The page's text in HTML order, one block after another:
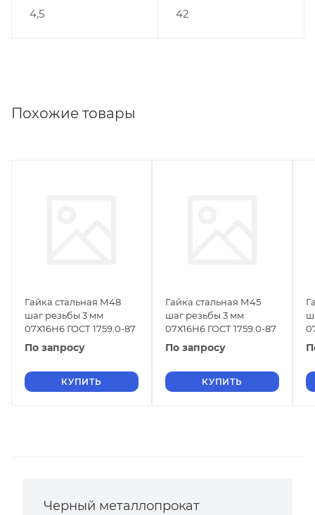
4,5
42
Похожие товары
Гайка стальная М48
шаг резьбы 3 мм
07Х16Н6 ГОСТ 1759.0-87
По запросу
КУПИТЬ
Гайка стальная М45
шаг резьбы 3 мм
07Х16Н6 ГОСТ 1759.0-87
По запросу
КУПИТЬ
Черный металлопрокат